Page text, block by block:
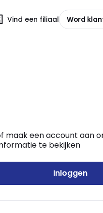
Vind een filiaal Word
maak een account aan
te bekijken
Inloggen